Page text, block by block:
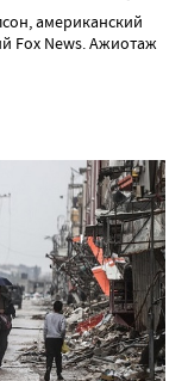
американский
Fox News. Ажиотаж